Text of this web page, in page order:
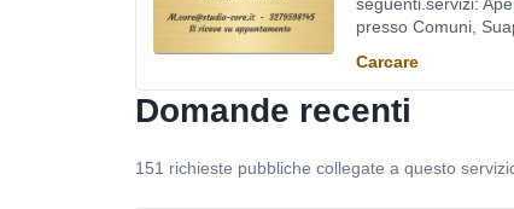
presso Comuni,
Carcare
Domande recenti
151 richieste pubbliche collegate a questo